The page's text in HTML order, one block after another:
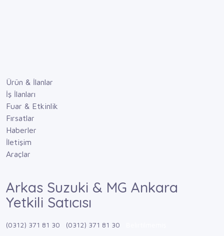
Ürün & İlanlar
İş İlanları
Fuar & Etkinlik
Fırsatlar
Haberler
İletişim
Araçlar
Arkas Suzuki & MG Ankara
Yetkili Satıcısı
(0312) 371 81 30 (0312) 371 81 30